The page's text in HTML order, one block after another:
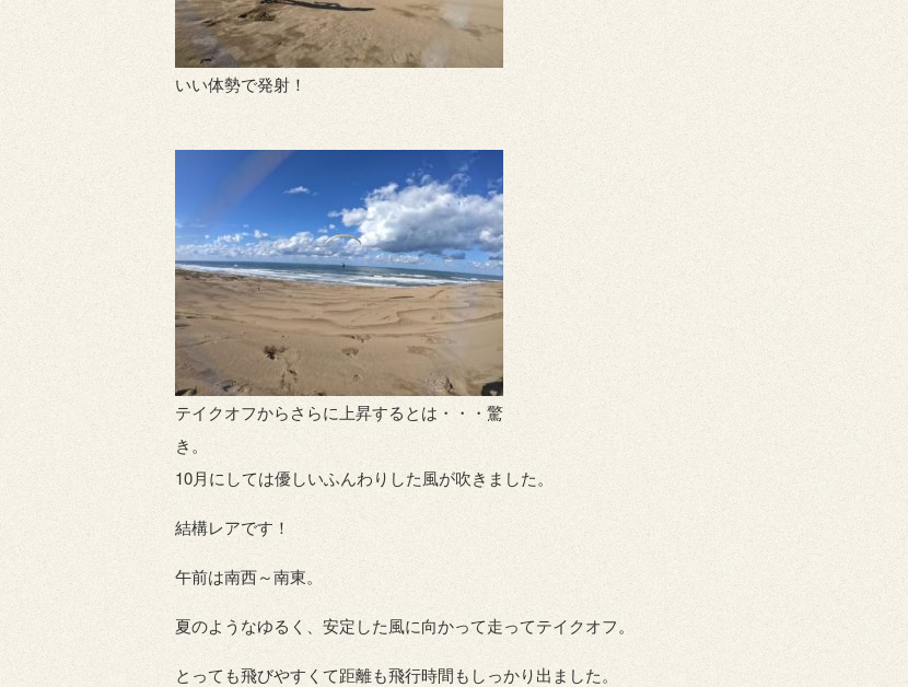
いい体勢で発射！
テイクオフからさらに上昇するとは・・・驚
き。
10月にしては優しいふんわりした風が吹きました。
結構レアです！
午前は南西～南東。
夏のようなゆるく、安定した風に向かって走ってテイクオフ。
とっても飛びやすくて距離も飛行時間もしっかり出ました。